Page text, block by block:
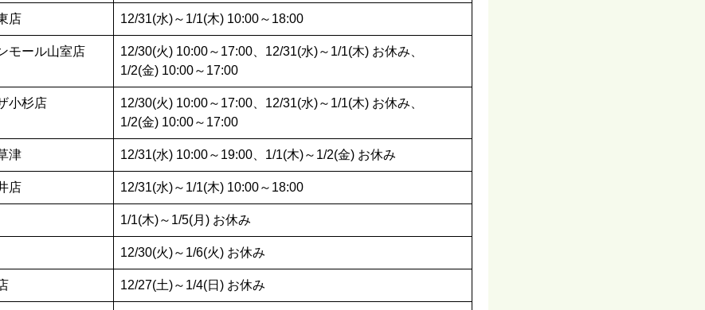
店 12/31(水)～1/1(木) 10:00～18:00
モール山室店
12/30(火) 10:00～17:00、12/31(水)～1/1(木) お休み、
1/2(金) 10:00～17:00
小杉店
12/30(火) 10:00～17:00、12/31(水)～1/1(木) お休み、
1/2(金) 10:00～17:00
津 12/31(水) 10:00～19:00、1/1(木)～1/2(金) お休み
店 12/31(水)～1/1(木) 10:00～18:00
1/1(木)～1/5(月) お休み
12/30(火)～1/6(火) お休み
12/27(土)～1/4(日) お休み